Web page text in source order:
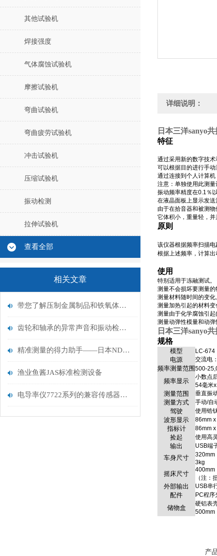
其他试验机
焊接强度
气体腐蚀试验机
摩擦试验机
弯曲试验机
弯曲疲劳试验机
冲击试验机
压缩试验机
振动检测
拉伸试验机
查看全部
相关文章
带您了解压制金属制品和铁氧体磁芯内部微裂纹的振动检测设备
齿轮和轴承的异常声音和振动检测设备介绍
精准测量的得力助手——日本NDK磁通计NFX-1000A深度解析
渔业鱼酱JAS标准检测设备
电导率仪7722系列的兼容传感器选型指南
详细说明：
日本三洋sanyo
特征
通过采用新的数字技
可以根据目的进行手
通过连接到个人计算
注意：单独使用此测
振动频率精度在0.1％
在液晶面板上显示发
由于在拾音器和被测
它体积小，重量轻，
原则
该仪器根据频率扫描
根据上述频率，计算
使用
特别适用于冻融测试。
测量不会损坏要测量
测量材料随时间的变化
测量加热引起的材料变
测量由于化学腐蚀引起
测量动弹性模量和动
日本三洋sanyo
规格
模型 LC-674
电源 交流电
频率测量范围500-
频率显示
小数点
54毫米
测量范围 垂直振
测量方式 手动/自
驾驶 使用锆
波形显示 86mm
指标计 86mm
捡起 使用高
输出 USB端
车身尺寸
320mm
3kg
摇床尺寸
400mm
（注：
外部输出 USB串
配件 PC程序
储物盒
硬铝表
500mm
产